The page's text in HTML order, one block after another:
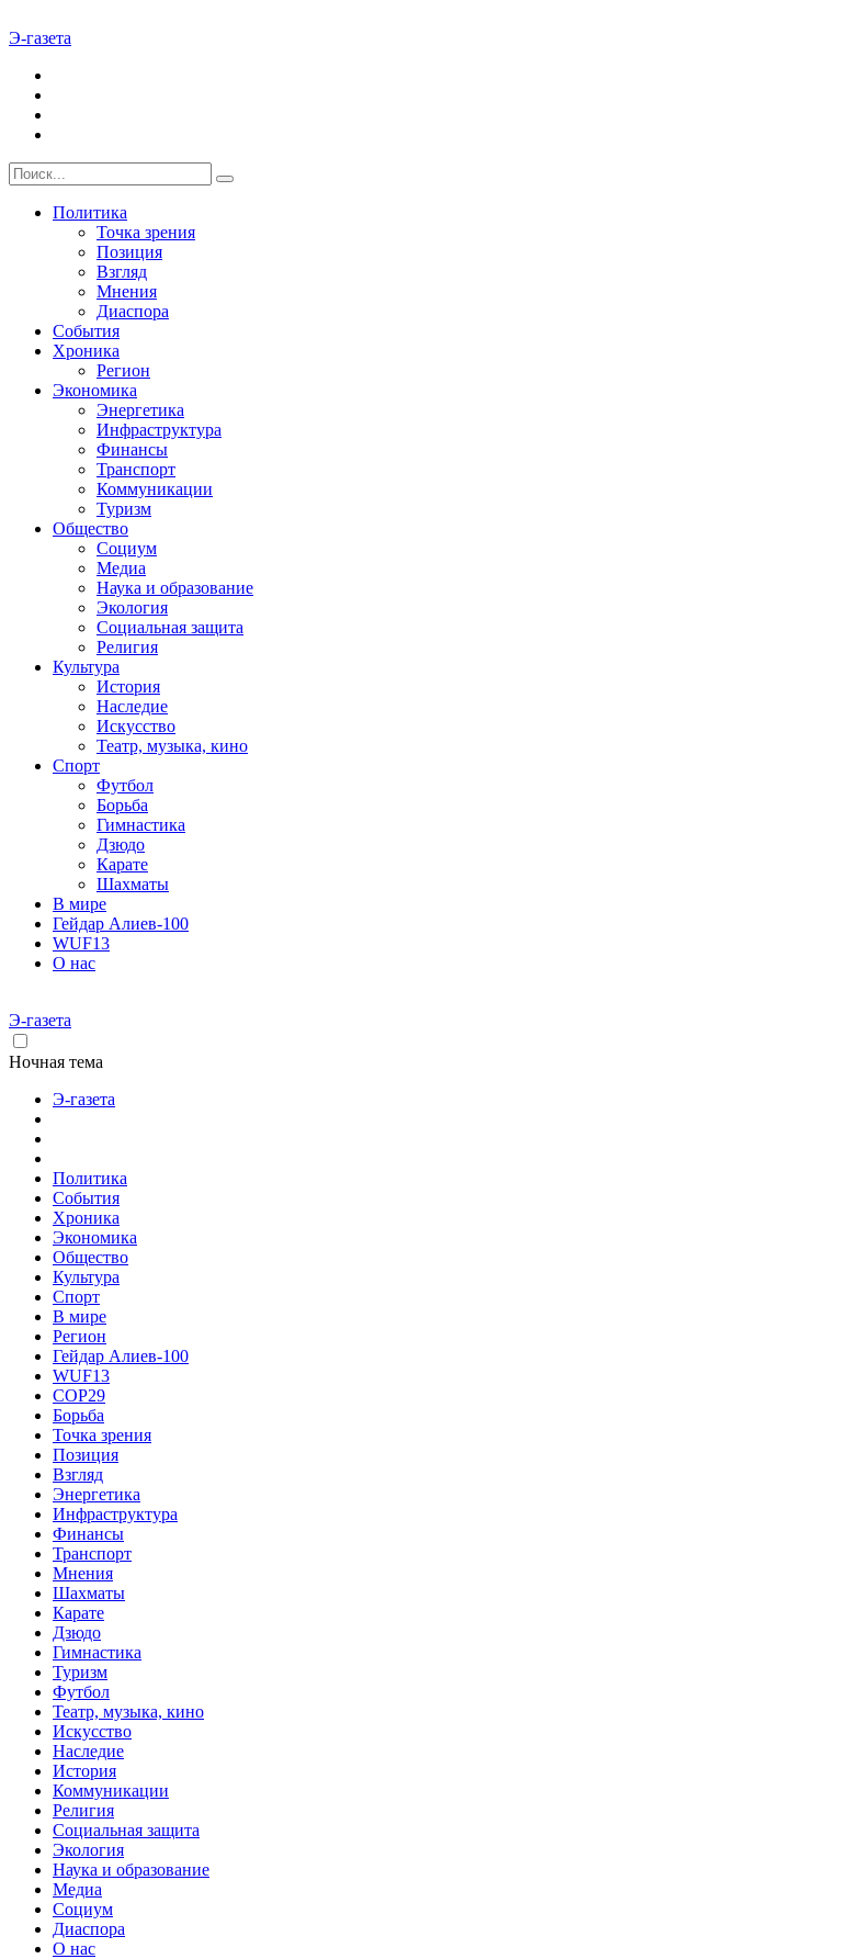
Э-газета
Политика
Точка зрения
Позиция
Взгляд
Мнения
Диаспора
События
Хроника
Регион
Экономика
Энергетика
Инфраструктура
Финансы
Транспорт
Коммуникации
Туризм
Общество
Социум
Медиа
Наука и образование
Экология
Социальная защита
Религия
Культура
История
Наследие
Искусство
Театр, музыка, кино
Спорт
Футбол
Борьба
Гимнастика
Дзюдо
Карате
Шахматы
В мире
Гейдар Алиев-100
WUF13
О нас
Э-газета
Ночная тема
Э-газета
Политика
События
Хроника
Экономика
Общество
Культура
Спорт
В мире
Регион
Гейдар Алиев-100
WUF13
COP29
Борьба
Точка зрения
Позиция
Взгляд
Энергетика
Инфраструктура
Финансы
Транспорт
Мнения
Шахматы
Карате
Дзюдо
Гимнастика
Туризм
Футбол
Театр, музыка, кино
Искусство
Наследие
История
Коммуникации
Религия
Социальная защита
Экология
Наука и образование
Медиа
Социум
Диаспора
О нас